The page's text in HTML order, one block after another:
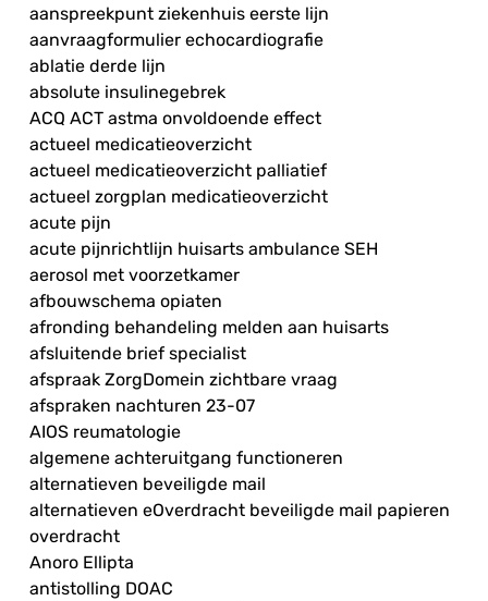
aanspreekpunt ziekenhuis eerste lijn
aanvraagformulier echocardiografie
ablatie derde lijn
absolute insulinegebrek
ACQ ACT astma onvoldoende effect
actueel medicatieoverzicht
actueel medicatieoverzicht palliatief
actueel zorgplan medicatieoverzicht
acute pijn
acute pijnrichtlijn huisarts ambulance SEH
aerosol met voorzetkamer
afbouwschema opiaten
afronding behandeling melden aan huisarts
afsluitende brief specialist
afspraak ZorgDomein zichtbare vraag
afspraken nachturen 23-07
AIOS reumatologie
algemene achteruitgang functioneren
alternatieven beveiligde mail
alternatieven eOverdracht beveiligde mail papieren
overdracht
Anoro Ellipta
antistolling DOAC